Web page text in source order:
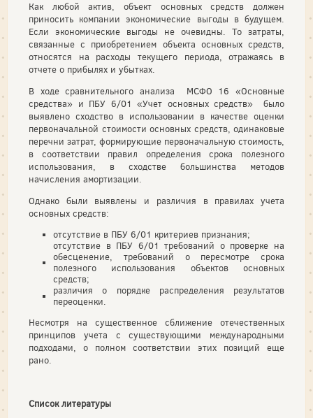
Как любой актив, объект основных средств должен
приносить компании экономические выгоды в будущем.
Если экономические выгоды не очевидны. То затраты,
связанные с приобретением объекта основных средств,
относятся на расходы текущего периода, отражаясь в
отчете о прибылях и убытках.
В ходе сравнительного анализа МСФО 16 «Основные
средства» и ПБУ 6/01 «Учет основных средств» было
выявлено сходство в использовании в качестве оценки
первоначальной стоимости основных средств, одинаковые
перечни затрат, формирующие первоначальную стоимость,
в соответствии правил определения срока полезного
использования, в сходстве большинства методов
начисления амортизации.
Однако были выявлены и различия в правилах учета
основных средств:
отсутствие в ПБУ 6/01 критериев признания;
отсутствие в ПБУ 6/01 требований о проверке на
обесценение, требований о пересмотре срока
полезного использования объектов основных
средств;
различия о порядке распределения результатов
переоценки.
Несмотря на существенное сближение отечественных
принципов учета с существующими международными
подходами, о полном соответствии этих позиций еще
рано.
Список литературы